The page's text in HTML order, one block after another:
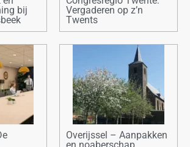
bij
Vergaderen op z’n
Twents
Overijssel – Aanpakken
en noaberschap